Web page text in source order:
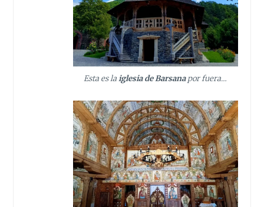
Esta es laiglesia de Barsanapor fuera…